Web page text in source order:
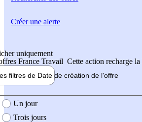
uniquement
France Travail Cette action recharge
filtres de Date de création de l'offre
création de l'offre
Un jour
Trois jours
Créer une alerte